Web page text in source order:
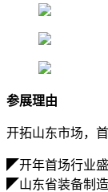
参展理由
开拓山东市场，
◤开年首场行业
◤山东省装备制